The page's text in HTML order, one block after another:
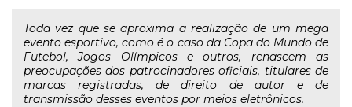
Toda vez que se aproxima a realização de um mega
evento esportivo, como é o caso da Copa do Mundo de
Futebol, Jogos Olímpicos e outros, renascem as
preocupações dos patrocinadores oficiais, titulares de
marcas registradas, de direito de autor e de
transmissão desses eventos por meios eletrônicos.